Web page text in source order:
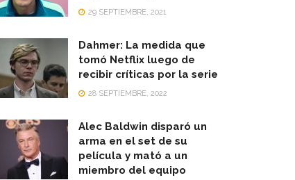
29 SEPTIEMBRE, 2021
Dahmer: La medida que
tomó Netflix luego de
recibir críticas por la serie
28 SEPTIEMBRE, 2022
Alec Baldwin disparó un
arma en el set de su
película y mató a un
miembro del equipo